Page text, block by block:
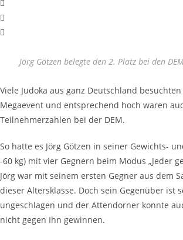
Jörg Götzen belegte den 2. Platz bei den
Viele Judoka aus ganz Deutschland
Megaevent und entsprechend hoch waren
Teilnehmerzahlen bei der DEM.
So hatte es Jörg Götzen in seiner Gewichts-
-60 kg) mit vier Gegnern beim Modus „Jeder
Jörg war mit seinem ersten Gegner aus dem
dieser Altersklasse. Doch sein Gegenüber ist
ungeschlagen und der Attendorner konnte
nicht gegen Ihn gewinnen.